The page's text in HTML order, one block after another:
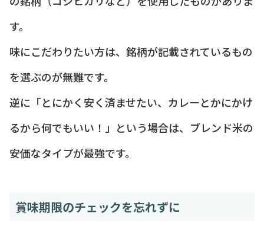
す。
味にこだわりたい方は、銘柄が記載されているもの
を選ぶのが無難です。
逆に「とにかく安く済ませたい、カレーとかにかけ
るから何でもいい！」という場合は、ブレンド米の
安価なタイプが最強です。
賞味期限のチェックを忘れずに